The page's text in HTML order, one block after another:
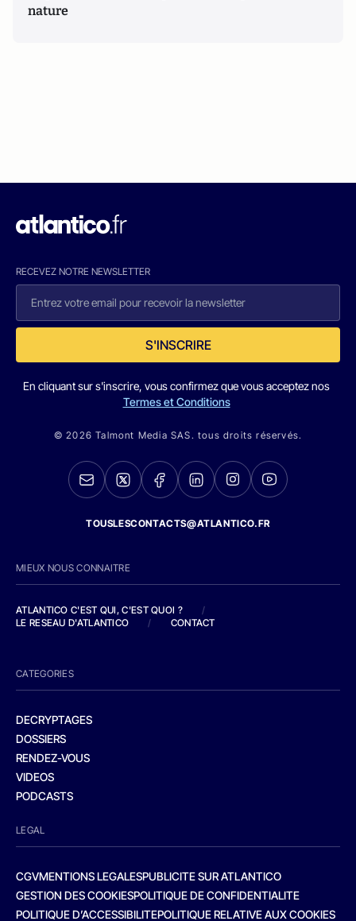
nature
RECEVEZ NOTRE NEWSLETTER
S'INSCRIRE
En cliquant sur s'inscrire, vous confirmez que vous acceptez nos
Termes et Conditions
© 2026 Talmont Media SAS. tous droits réservés.
TOUSLESCONTACTS@ATLANTICO.FR
MIEUX NOUS CONNAITRE
ATLANTICO C'EST QUI, C'EST QUOI ?
/
LE RESEAU D'ATLANTICO
/ CONTACT
CATEGORIES
DECRYPTAGES
DOSSIERS
RENDEZ-VOUS
VIDEOS
PODCASTS
LEGAL
CGVMENTIONS LEGALESPUBLICITE SUR ATLANTICO
GESTION DES COOKIESPOLITIQUE DE CONFIDENTIALITE
POLITIQUE D’ACCESSIBILITEPOLITIQUE RELATIVE AUX COOKIES